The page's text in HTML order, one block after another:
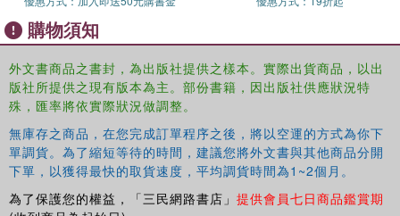
購物須知
外文書商品之書封，為出版社提供之樣本。實際出貨商品，以出
版社所提供之現有版本為主。部份書籍，因出版社供應狀況特
殊，匯率將依實際狀況做調整。
無庫存之商品，在您完成訂單程序之後，將以空運的方式為你下
單調貨。為了縮短等待的時間，建議您將外文書與其他商品分開
下單，以獲得最快的取貨速度，平均調貨時間為1~2個月。
為了保護您的權益，「三民網路書店」 提供會員七日商品鑑賞期